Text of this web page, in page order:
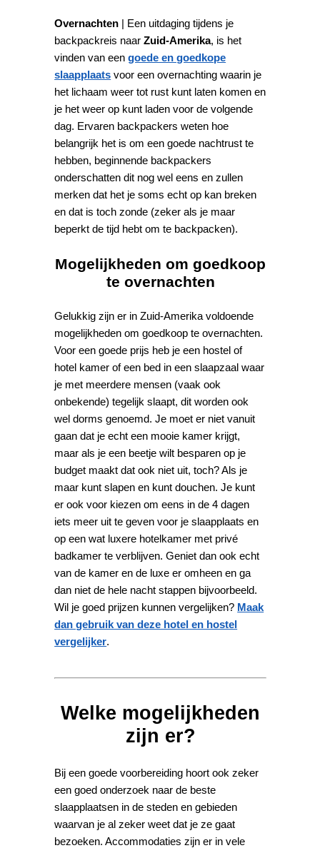
Overnachten | Een uitdaging tijdens je
backpackreis naarZuid-Amerika, is het
vinden van eengoede en goedkope
slaapplaats voor een overnachting waarin je
het lichaam weer tot rust kunt laten komen en
je het weer op kunt laden voor de volgende
dag. Ervaren backpackers weten hoe
belangrijk het is om een goede nachtrust te
hebben, beginnende backpackers
onderschatten dit nog wel eens en zullen
merken dat het je soms echt op kan breken
en dat is toch zonde (zeker als je maar
beperkt de tijd hebt om te backpacken).
Mogelijkheden om goedkoop
te overnachten
Gelukkig zijn er in Zuid-Amerika voldoende
mogelijkheden om goedkoop te overnachten.
Voor een goede prijs heb je een hostel of
hotel kamer of een bed in een slaapzaal waar
je met meerdere mensen (vaak ook
onbekende) tegelijk slaapt, dit worden ook
wel dorms genoemd. Je moet er niet vanuit
gaan dat je echt een mooie kamer krijgt,
maar als je een beetje wilt besparen op je
budget maakt dat ook niet uit, toch? Als je
maar kunt slapen en kunt douchen. Je kunt
er ook voor kiezen om eens in de 4 dagen
iets meer uit te geven voor je slaapplaats en
op een wat luxere hotelkamer met privé
badkamer te verblijven. Geniet dan ook echt
van de kamer en de luxe er omheen en ga
dan niet de hele nacht stappen bijvoorbeeld.
Wil je goed prijzen kunnen vergelijken? Maak
dan gebruik van deze hotel en hostel
vergelijker.
Welke mogelijkheden
zijn er?
Bij een goede voorbereiding hoort ook zeker
een goed onderzoek naar de beste
slaapplaatsen in de steden en gebieden
waarvan je al zeker weet dat je ze gaat
bezoeken. Accommodaties zijn er in vele